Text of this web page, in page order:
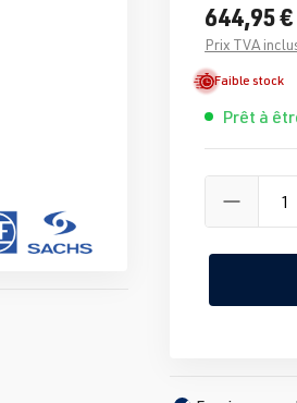
644,95 €
Prix TVA
Faible stock
Prêt à